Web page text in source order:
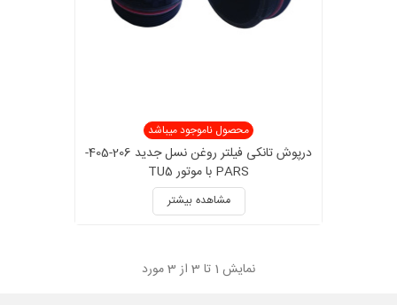
محصول ناموجود میباشد
درپوش تانکی فیلتر روغن نسل جدید 206-405-
PARS با موتور TU5
مشاهده بیشتر
نمایش 1 تا 3 از 3 مورد